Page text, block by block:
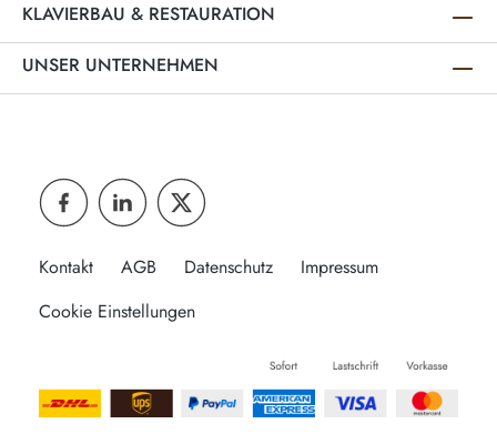
KLAVIERBAU & RESTAURATION
UNSER UNTERNEHMEN
Kontakt AGB Datenschutz
Impressum
Cookie Einstellungen